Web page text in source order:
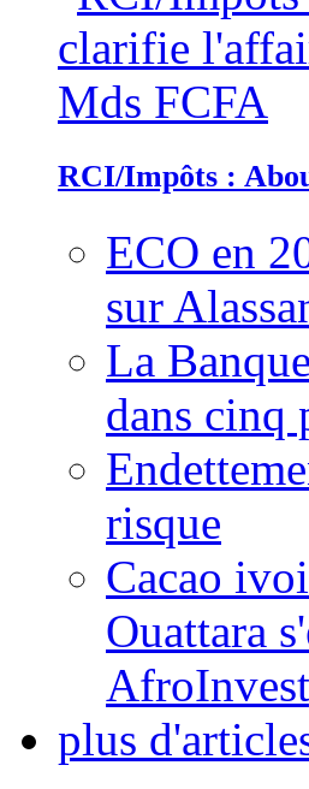
RCI/Impôts :
ECO en
sur
La
dans cinq
risque
Cacao
Ouattara
plus